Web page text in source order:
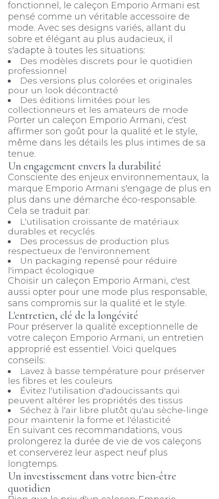
fonctionnel, le caleçon Emporio Armani est
pensé comme un véritable accessoire de
mode. Avec ses designs variés, allant du
sobre et élégant au plus audacieux, il
s'adapte à toutes les situations:
Des modèles discrets pour le quotidien
professionnel
Des versions plus colorées et originales
pour un look décontracté
Des éditions limitées pour les
collectionneurs et les amateurs de mode
Porter un caleçon Emporio Armani, c'est
affirmer son goût pour la qualité et le style,
même dans les détails les plus intimes de sa
tenue.
Un engagement envers la durabilité
Consciente des enjeux environnementaux, la
marque Emporio Armani s'engage de plus en
plus dans une démarche éco-responsable.
Cela se traduit par:
L'utilisation croissante de matériaux
durables et recyclés
Des processus de production plus
respectueux de l'environnement
Un packaging repensé pour réduire
l'impact écologique
Choisir un caleçon Emporio Armani, c'est
aussi opter pour une mode plus responsable,
sans compromis sur la qualité et le style.
L'entretien, clé de la longévité
Pour préserver la qualité exceptionnelle de
votre caleçon Emporio Armani, un entretien
approprié est essentiel. Voici quelques
conseils:
Lavez à basse température pour préserver
les fibres et les couleurs
Évitez l'utilisation d'adoucissants qui
peuvent altérer les propriétés des tissus
Séchez à l'air libre plutôt qu'au sèche-linge
pour maintenir la forme et l'élasticité
En suivant ces recommandations, vous
prolongerez la durée de vie de vos caleçons
et conserverez leur aspect neuf plus
longtemps.
Un investissement dans votre bien-être
quotidien